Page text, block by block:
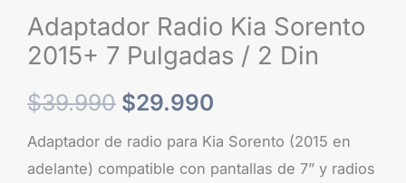
Adaptador Radio Kia Sorento
2015+ 7 Pulgadas / 2 Din
$39.990 $29.990
Adaptador de radio para Kia Sorento (2015 en
adelante) compatible con pantallas de 7” y radios